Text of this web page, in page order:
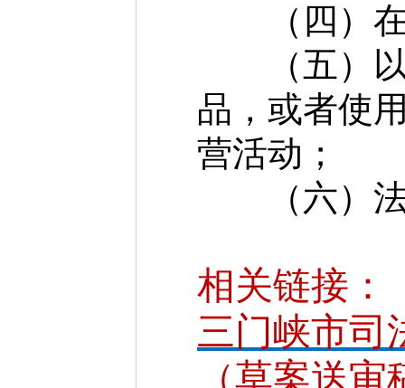
（四）在
（五）以
品，或者使
营活动；
（六）法
相关链接：
三门峡市司
（草案送